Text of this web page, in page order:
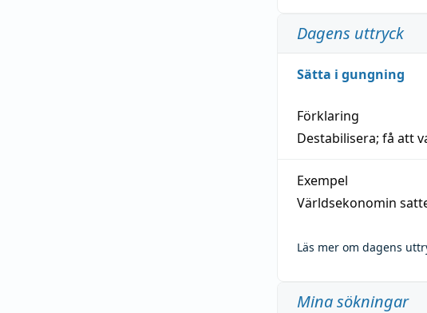
Dagens uttryck
Sätta i gungning
Förklaring
Destabilisera; få att
Exempel
Världsekonomin
Läs mer om dagens
Mina sökningar